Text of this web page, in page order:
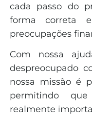
cada passo do
forma correta
preocupações
Com nossa
despreocupado
nossa missão é
permitindo
realmente